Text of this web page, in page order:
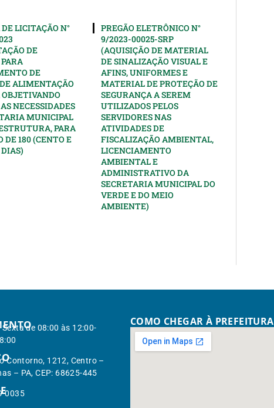
LICITAÇÃO N°
DE
DE
ALIMENTAÇÃO
OBJETIVANDO
NECESSIDADES
MUNICIPAL
PARA
DE 180 (CENTO E
PREGÃO ELETRÔNICO N°
9/2023-00025-SRP
(AQUISIÇÃO DE MATERIAL
DE SINALIZAÇÃO VISUAL E
AFINS, UNIFORMES E
MATERIAL DE PROTEÇÃO DE
SEGURANÇA A SEREM
UTILIZADOS PELOS
SERVIDORES NAS
ATIVIDADES DE
FISCALIZAÇÃO AMBIENTAL,
LICENCIAMENTO
AMBIENTAL E
ADMINISTRATIVO DA
SECRETARIA MUNICIPAL DO
VERDE E DO MEIO
AMBIENTE)
Sexta de 08:00 às 12:00-
Contorno, 1212, Centro –
– PA, CEP: 68625-445
0035
COMO CHEGAR À PREFEITURA